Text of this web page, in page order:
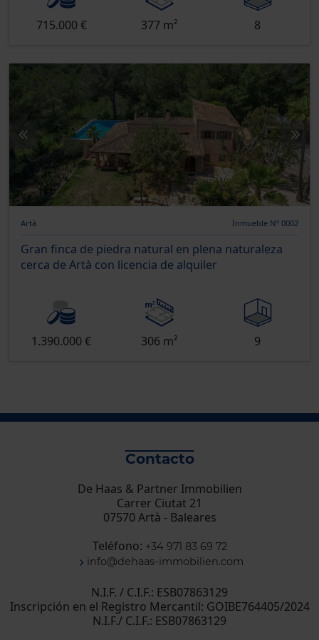
715.000 € 377 m² 8
Artà Inmueble Nº 0002
Gran finca de piedra natural en plena naturaleza
cerca de Artà con licencia de alquiler
1.390.000 € 306 m² 9
Contacto
De Haas & Partner Immobilien
Carrer Ciutat 21
07570 Artà - Baleares
Teléfono: +34 971 83 69 72
info@dehaas-immobilien.com
N.I.F. / C.I.F.: ESB07863129
Inscripción en el Registro Mercantil: GOIBE764405/2024
N.I.F./ C.I.F.: ESB07863129